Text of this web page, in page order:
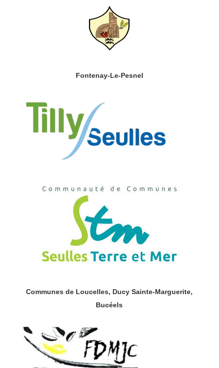
Fontenay-Le-Pesnel
Communes de Loucelles, Ducy Sainte-Marguerite,
Bucéels